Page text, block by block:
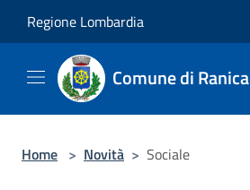
Regione Lombardia
Comune di Ranica
Home > Novità > Sociale